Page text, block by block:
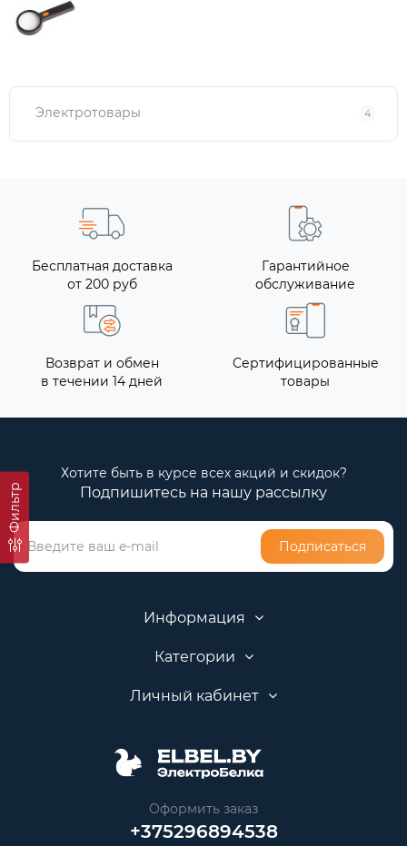
Фильтр
Электротовары 4
Бесплатная доставка
от 200 руб
Гарантийное
обслуживание
Возврат и обмен
в течении 14 дней
Сертифицированные
товары
Хотите быть в курсе всех акций и скидок?
Подпишитесь на нашу рассылку
Подписаться
Информация
Категории
Личный кабинет
Оформить заказ
+375296894538